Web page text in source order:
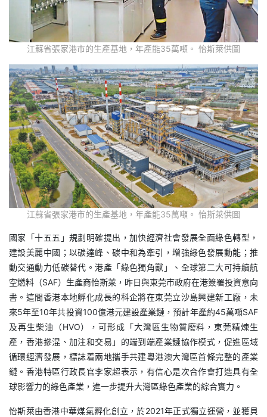
江蘇省張家港市的生產基地，年產能35萬噸。 怡斯萊供圖
江蘇省張家港市的生產基地，年產能35萬噸。 怡斯萊供圖
國家「十五五」規劃明確提出，加快經濟社會發展全面綠色轉型，
建設美麗中國；以碳達峰、碳中和為牽引，增強綠色發展動能；推
動交通動力低碳替代。港產「綠色獨角獸」、全球第二大可持續航
空燃料（SAF）生產商怡斯萊，昨日與東莞市政府在港簽署投資意向
書。這間香港本地孵化成長的科企將在東莞立沙島興建新工廠，未
來5年至10年共投資100億港元建設產業鏈，預計年產約45萬噸SAF
及再生柴油（HVO），可形成「大灣區生物質廢料，東莞精煉生
產，香港摻混、加注和交易」的端到端產業鏈協作模式，促進區域
循環經濟發展，標誌着兩地攜手共建粵港澳大灣區首條完整的產業
鏈。香港特區行政長官李家超表示，有信心是次合作會打造具有全
球影響力的綠色產業，進一步提升大灣區綠色產業的綜合實力。
怡斯萊由香港中華煤氣孵化創立，於2021年正式獨立運營，並獲貝